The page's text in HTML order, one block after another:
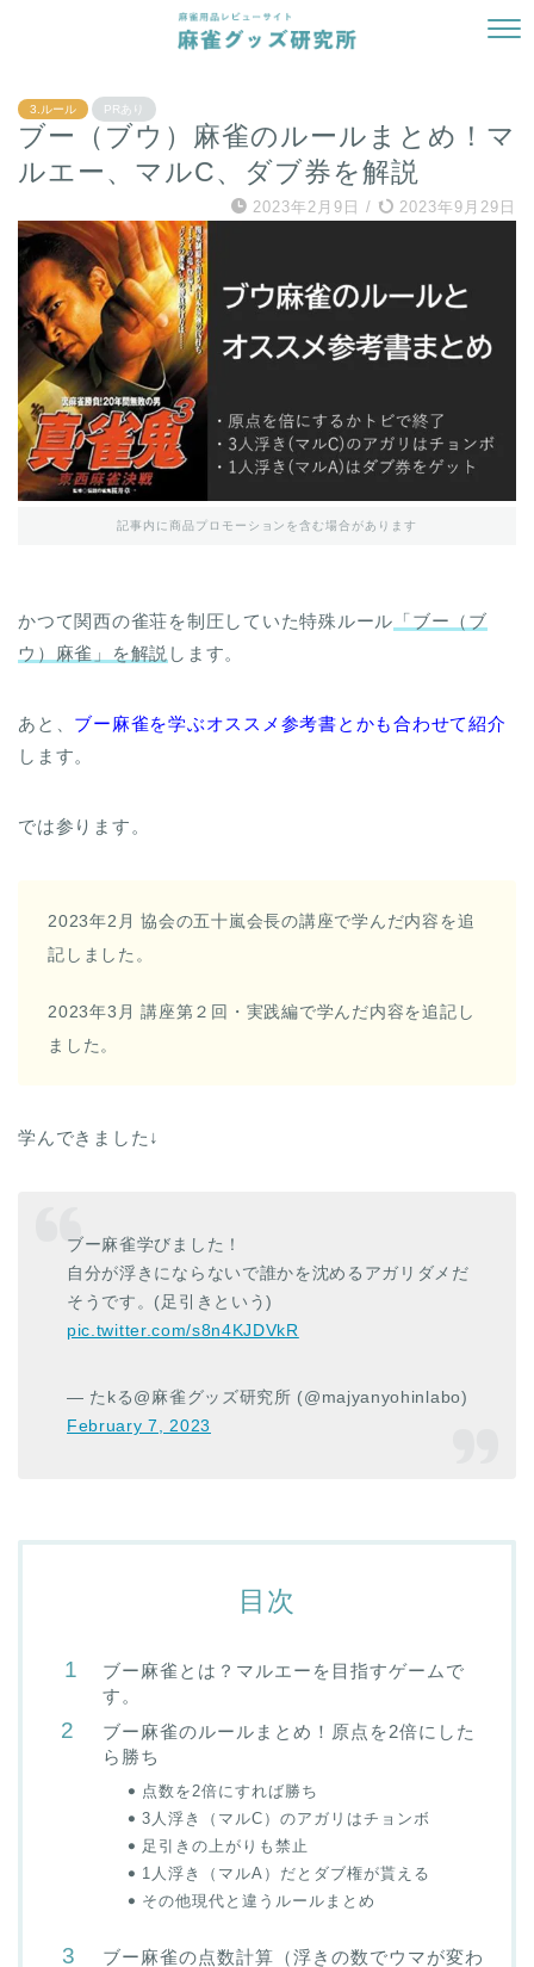
3.ルール PRあり
ブー（ブウ）麻雀のルールまとめ！マ
ルエー、マルC、ダブ券を解説
2023年2月9日 / 2023年9月29日
記事内に商品プロモーションを含む場合があります
かつて関西の雀荘を制圧していた特殊ルール 「ブー（ブ
ウ）麻雀」を解説 します。
あと、 ブー麻雀を学ぶオススメ参考書とかも合わせて紹介
します。
では参ります。
2023年2月 協会の五十嵐会長の講座で学んだ内容を追
記しました。
2023年3月 講座第２回・実践編で学んだ内容を追記し
ました。
学んできました↓
ブー麻雀学びました！
自分が浮きにならないで誰かを沈めるアガリダメだ
そうです。(足引きという)
pic.twitter.com/s8n4KJDVkR
— たkる@麻雀グッズ研究所 (@majyanyohinlabo)
February 7, 2023
目次
ブー麻雀とは？マルエーを目指すゲームで
す。
ブー麻雀のルールまとめ！原点を2倍にした
ら勝ち
点数を2倍にすれば勝ち
3人浮き（マルC）のアガリはチョンボ
足引きの上がりも禁止
1人浮き（マルA）だとダブ権が貰える
その他現代と違うルールまとめ
ブー麻雀の点数計算（浮きの数でウマが変わ